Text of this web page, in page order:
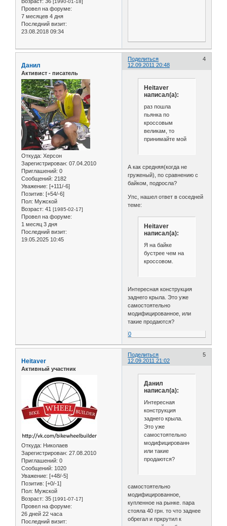
[1990-01-18]
Провел на форуме:
7 месяцев 4 дня
Последний визит:
23.08.2018 09:34
Поделиться
4
12.09.2011 20:48
Данил
Активист - писатель
Откуда: Херсон
Зарегистрирован: 07.04.2010
Приглашений: 0
Сообщений: 2182
Уважение: [+111/-6]
Позитив: [+54/-6]
Пол: Мужской
Возраст: 41 [1985-02-17]
Провел на форуме:
1 месяц 3 дня
Последний визит:
19.05.2025 10:45
Heitaver
написал(а):
раз пошла
пьянка по
кроссовым
великам, то
принимайте мой
А как средняя(когда не
груженый), по сравнению с
байком, подросла?
Упс, нашел ответ в соседней
теме:
Heitaver
написал(а):
Я на байке
бустрее чем на
кроссовом.
Интересная конструкция
заднего крыла. Это уже
самостоятельно
модифицированное, или
такие продаются?
0
Поделиться
5
12.09.2011 21:02
Heitaver
Активный участник
Откуда: Николаев
Зарегистрирован: 27.08.2010
Приглашений: 0
Сообщений: 1020
Уважение: [+48/-5]
Позитив: [+0/-1]
Пол: Мужской
Возраст: 35 [1991-07-17]
Провел на форуме:
26 дней 22 часа
Последний визит:
Данил
написал(а):
Интересная
конструкция
заднего крыла.
Это уже
самостоятельно
модифицированное,
или такие
продаются?
самостоятельно
модифицированное,
купленное на рынке. пара
стояла 40 грн. то что заднее
обрегал и пркрутил к